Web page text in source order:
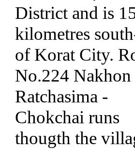
District and is
kilometres
of Korat City.
No.224 Nakhon
Ratchasima -
Chokchai runs
thougth the